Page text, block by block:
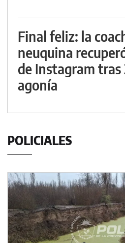
Final feliz: la
neuquina
de Instagram tras
agonía
POLICIALES